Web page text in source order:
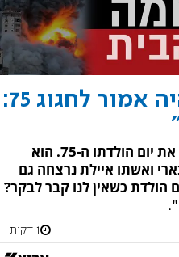
מני גודארד הי"ד היה אמור לחגוג 75:
היום היה אמור מני גודארד לציין את יום הולדתו ה-75. הוא
ואשתו איילת נרצחה גם
הולדת כשאין לנו קבר לבקר?
1 דקות